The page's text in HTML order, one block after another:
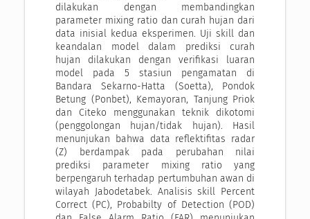
dilakukan dengan membandingkan
parameter mixing ratio dan curah hujan dari
data inisial kedua eksperimen. Uji skill dan
keandalan model dalam prediksi curah
hujan dilakukan dengan verifikasi luaran
model pada 5 stasiun pengamatan di
Bandara Sekarno-Hatta (Soetta), Pondok
Betung (Ponbet), Kemayoran, Tanjung Priok
dan Citeko menggunakan teknik dikotomi
(penggolongan hujan/tidak hujan). Hasil
menunjukan bahwa data reflektifitas radar
(Z) berdampak pada perubahan nilai
prediksi parameter mixing ratio yang
berpengaruh terhadap pertumbuhan awan di
wilayah Jabodetabek. Analisis skill Percent
Correct (PC), Probabilty of Detection (POD)